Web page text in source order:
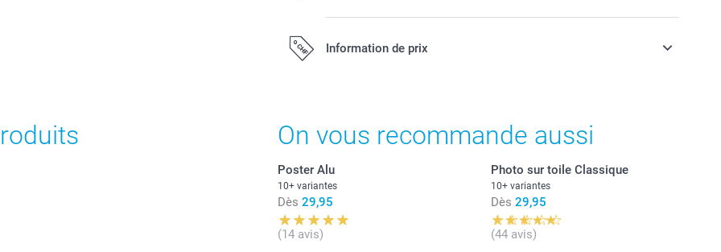
Encadrez votre poster
Cadre en bois disponible en 4 couleurs :
Blanc
Noir
Taupe
Bois
Information de prix
Tous les prix sont en francs suisses (CHF), TVA incluse et hors frais de
port.
Quantité
On vous recommande aussi
Poster Alu
10+ variantes
Dès 29,95
(14 avis)
Photo sur toile Classique
10+ variantes
Dès 29,95
(44 avis)